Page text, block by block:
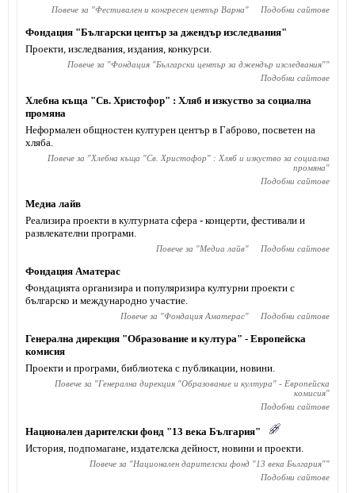
Повече за "Фестивален и конгресен център Варна" Подобни сайтове
Фондация "Български център за джендър изследвания"
Проекти, изследвания, издания, конкурси.
Повече за "Фондация "Български център за джендър изследвания""
Подобни сайтове
Хлебна къща "Св. Христофор" : Хляб и изкуство за социална
промяна
Неформален общностен културен център в Габрово, посветен на
хляба.
Повече за "Хлебна къща "Св. Христофор" : Хляб и изкуство за социална
промяна"
Подобни сайтове
Медиа лайв
Реализира проекти в културната сфера - концерти, фестивали и
развлекателни програми.
Повече за "Медиа лайв" Подобни сайтове
Фондация Аматерас
Фондацията организира и популяризира културни проекти с
българско и международно участие.
Повече за "Фондация Аматерас" Подобни сайтове
Генерална дирекция "Образование и култура" - Европейска
комисия
Проекти и програми, библиотека с публикации, новини.
Повече за "Генерална дирекция "Образование и култура" - Европейска
комисия"
Подобни сайтове
Национален дарителски фонд "13 века България"
История, подпомагане, издателска дейност, новини и проекти.
Повече за "Национален дарителски фонд "13 века България""
Подобни сайтове